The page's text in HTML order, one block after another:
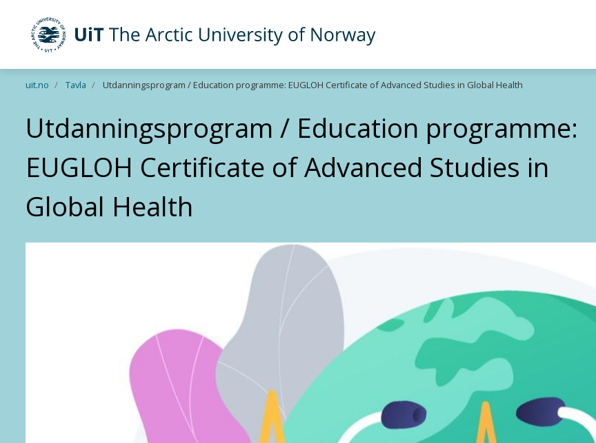
Skip to main content
UiT The Arctic University of Norway
uit.no Tavla Utdanningsprogram / Education programme: EUGLOH Certificate of Advanced Studies in Global Health
Utdanningsprogram / Education programme:
EUGLOH Certificate of Advanced Studies in
Global Health